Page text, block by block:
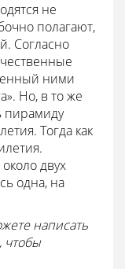
не
полагают,
Согласно
ними
Но, в то же
пирамиду
Тогда как
двух
одна, на
написать
чтобы